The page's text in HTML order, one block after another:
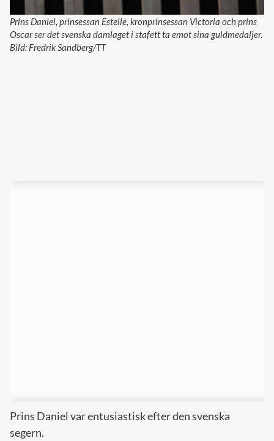
Prins Daniel, prinsessan Estelle, kronprinsessan Victoria och prins
Oscar ser det svenska damlaget i stafett ta emot sina guldmedaljer.
Bild: Fredrik Sandberg/TT
Prins Daniel var entusiastisk efter den svenska
segern.